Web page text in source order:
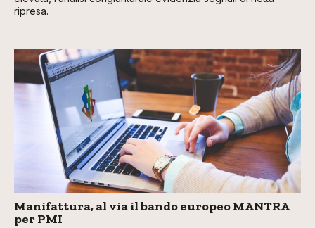
ripresa.
Manifattura, al via il bando europeo MANTRA
per PMI